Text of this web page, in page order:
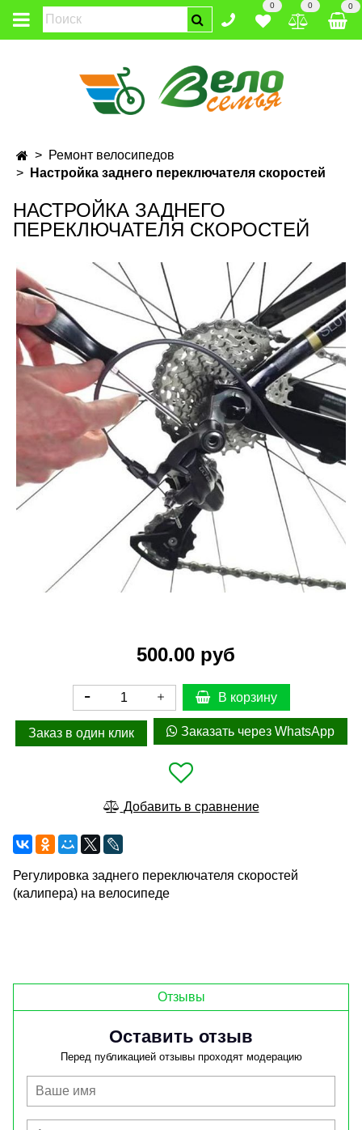
0 0 0
Ремонт велосипедов
Настройка заднего переключателя скоростей
НАСТРОЙКА ЗАДНЕГО
ПЕРЕКЛЮЧАТЕЛЯ СКОРОСТЕЙ
500.00 руб
В корзину
Заказ в один клик Заказать через WhatsApp
Добавить в сравнение
Регулировка заднего переключателя скоростей
(калипера) на велосипеде
Отзывы
Оставить отзыв
Перед публикацией отзывы проходят модерацию